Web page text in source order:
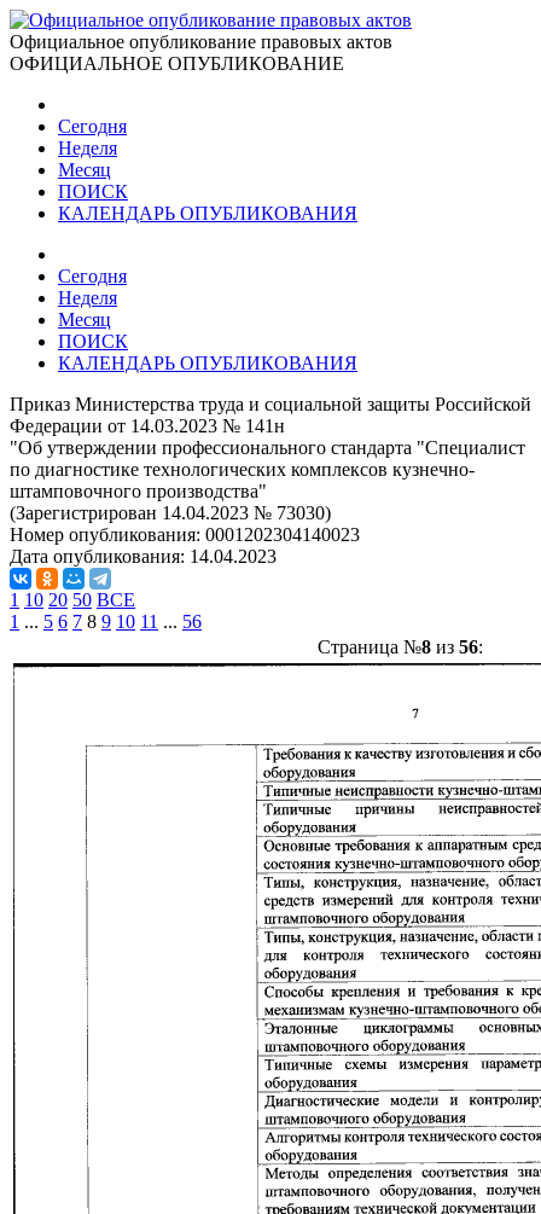
Официальное опубликование правовых актов
ОФИЦИАЛЬНОЕ ОПУБЛИКОВАНИЕ
Сегодня
Неделя
Месяц
ПОИСК
КАЛЕНДАРЬ ОПУБЛИКОВАНИЯ
Сегодня
Неделя
Месяц
ПОИСК
КАЛЕНДАРЬ ОПУБЛИКОВАНИЯ
Приказ Министерства труда и социальной защиты Российской
Федерации от 14.03.2023 № 141н
"Об утверждении профессионального стандарта "Специалист
по диагностике технологических комплексов кузнечно-
штамповочного производства"
(Зарегистрирован 14.04.2023 № 73030)
Номер опубликования: 0001202304140023
Дата опубликования: 14.04.2023
1 10 20 50 ВСЕ
1 ... 5 6 7 8 9 10 11 ... 56
Страница №8из 56: